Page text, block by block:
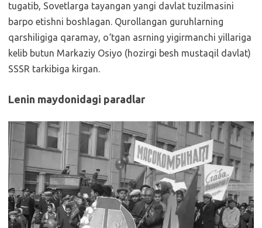
tugatib, Sovetlarga tayangan yangi davlat tuzilmasini
barpo etishni boshlagan. Qurollangan guruhlarning
qarshiligiga qaramay, o‘tgan asrning yigirmanchi yillariga
kelib butun Markaziy Osiyo (hozirgi besh mustaqil davlat)
SSSR tarkibiga kirgan.
Lenin maydonidagi paradlar